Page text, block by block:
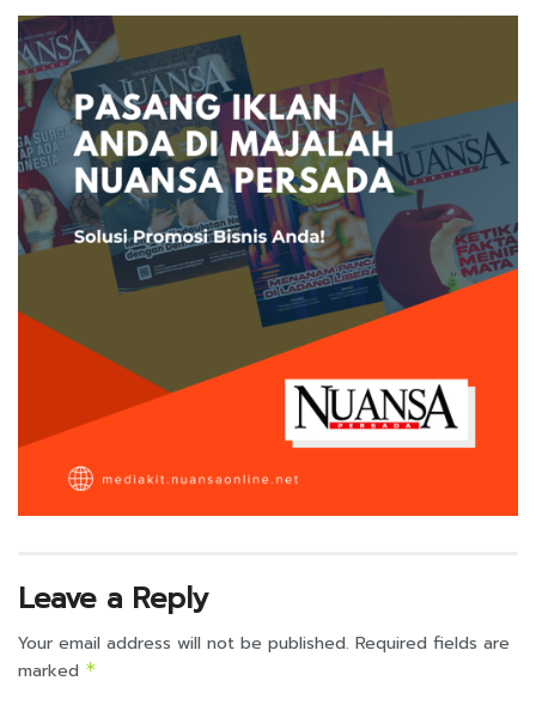
Leave a Reply
Your email address will not be published. Required fields are
marked *